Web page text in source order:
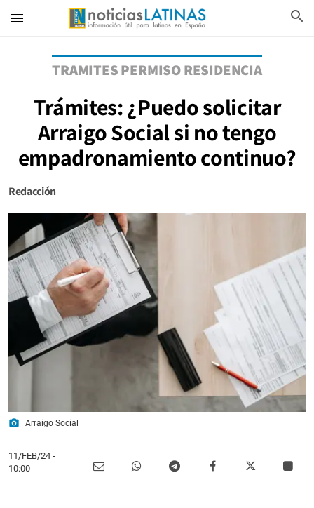
menu search
TRAMITES PERMISO RESIDENCIA
Trámites: ¿Puedo solicitar
Arraigo Social si no tengo
empadronamiento continuo?
Redacción
photo_camera Arraigo Social
11/FEB/24 -
10:00